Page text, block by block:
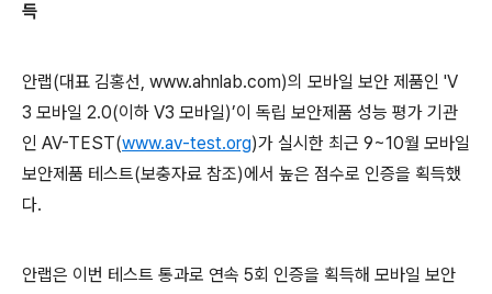
득
안랩(대표 김홍선, www.ahnlab.com)의 모바일 보안 제품인 'V
3 모바일 2.0(이하 V3 모바일)’이 독립 보안제품 성능 평가 기관
인 AV-TEST(www.av-test.org)가 실시한 최근 9~10월 모바일
보안제품 테스트(보충자료 참조)에서 높은 점수로 인증을 획득했
다.
안랩은 이번 테스트 통과로 연속 5회 인증을 획득해 모바일 보안